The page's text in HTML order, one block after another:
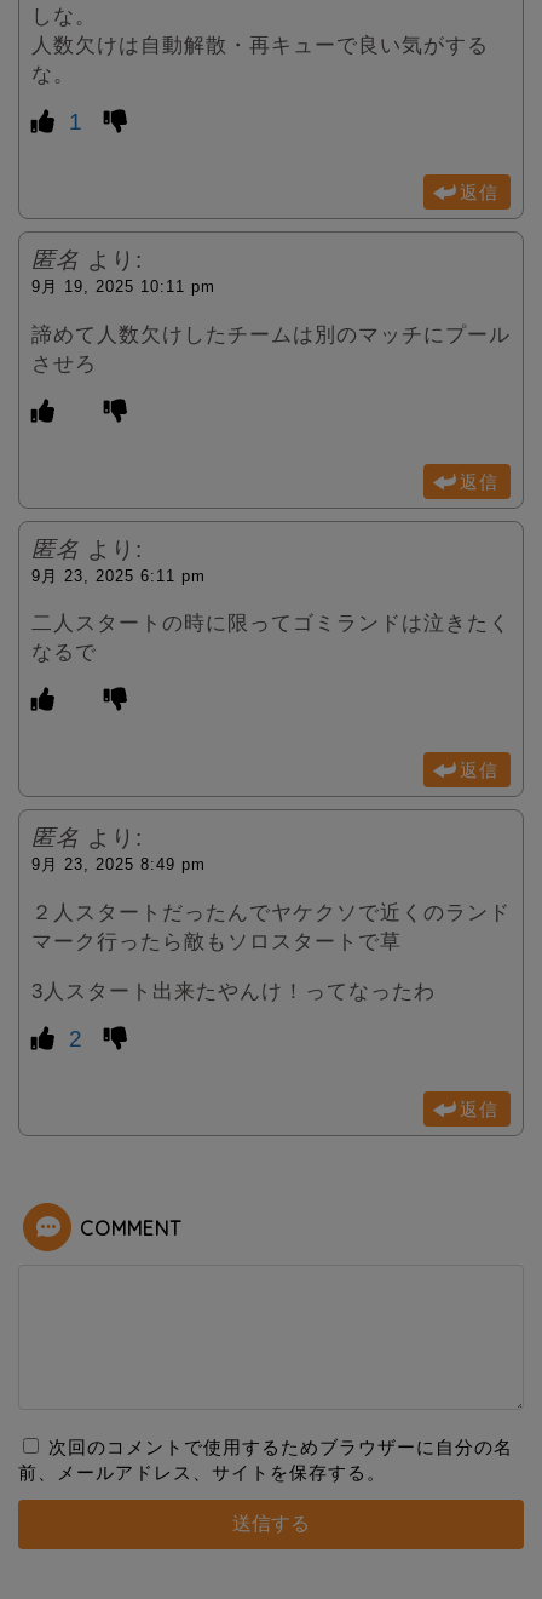
しな。
人数欠けは自動解散・再キューで良い気がする
な。
1
返信
匿名 より:
9月 19, 2025 10:11 pm
諦めて人数欠けしたチームは別のマッチにプール
させろ
返信
匿名 より:
9月 23, 2025 6:11 pm
二人スタートの時に限ってゴミランドは泣きたく
なるで
返信
匿名 より:
9月 23, 2025 8:49 pm
２人スタートだったんでヤケクソで近くのランド
マーク行ったら敵もソロスタートで草
3人スタート出来たやんけ！ってなったわ
2
返信
COMMENT
次回のコメントで使用するためブラウザーに自分の名
前、メールアドレス、サイトを保存する。